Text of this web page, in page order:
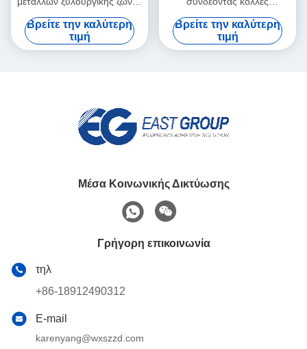
ακρών για την αυτόματη
μηχανή ζώνης
Βρείτε την καλύτερη
τιμή
λειωμένων μετάλλων
πολυουρεθάνιου PUR καυτές
για τα έπιπλα
Βρείτε την καλύτερη
τιμή
Μέσα Κοινωνικής Δικτύωσης
Γρήγορη επικοινωνία
τηλ
+86-18912490312
E-mail
karenyang@wxszzd.com